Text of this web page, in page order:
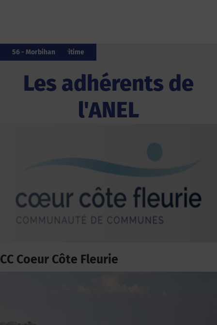
Les adhérents de
l'ANEL
14 - Calvados
CC Coeur Côte Fleurie
35 - Îlle-et-Vilaine
20 - Corse
33 - Gironde
62 - Pas-de-Calais
976 - Mayotte
85 - Vendée
17 - Charente-Maritime
20 - Corse
56 - Morbihan